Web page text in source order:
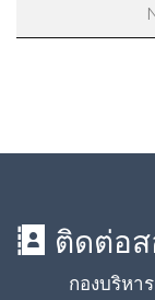
ติดต่อ
กองบริหา